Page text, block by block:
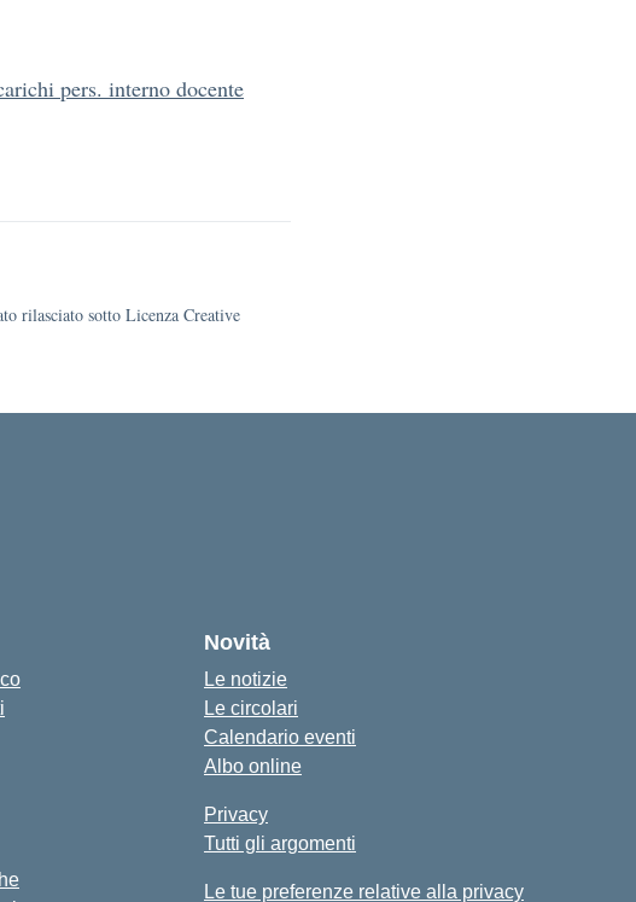
pers. interno docente
rilasciato sotto Licenza Creative
Novità
Le notizie
Le circolari
Calendario eventi
Albo online
Privacy
Tutti gli argomenti
Le tue preferenze relative alla privacy